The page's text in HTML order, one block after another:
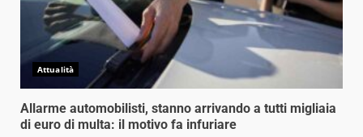
Attualità
Allarme automobilisti, stanno arrivando a tutti migliaia
di euro di multa: il motivo fa infuriare